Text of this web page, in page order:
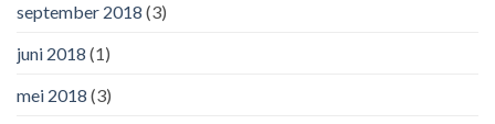
september 2018 (3)
juni 2018 (1)
mei 2018 (3)